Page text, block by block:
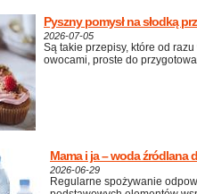
Pyszny pomysł na słodką
2026-07-05
Są takie przepisy, które od
owocami, proste do
Mama i ja – woda źródlana
2026-06-29
Regularne spożywanie